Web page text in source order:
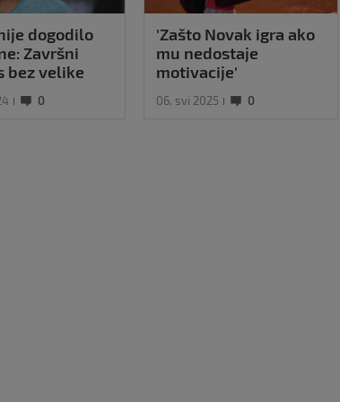
dogodilo
Završni
bez velike
0
'Zašto Novak igra ako
mu nedostaje
motivacije'
06. svi 2025 0